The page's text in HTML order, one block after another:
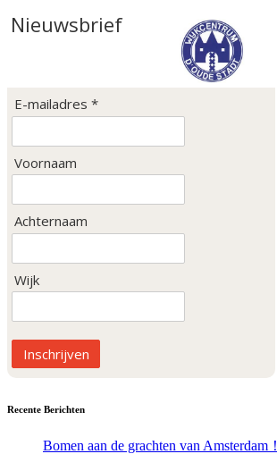
Nieuwsbrief
E-mailadres *
Voornaam
Achternaam
Wijk
Inschrijven
Recente Berichten
Bomen aan de grachten van Amsterdam！